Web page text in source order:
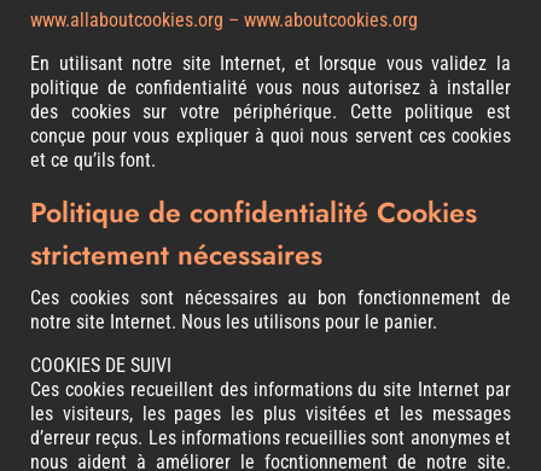
www.allaboutcookies.org – www.aboutcookies.org
En utilisant notre site Internet, et lorsque vous validez la
politique de confidentialité vous nous autorisez à installer
des cookies sur votre périphérique. Cette politique est
conçue pour vous expliquer à quoi nous servent ces cookies
et ce qu’ils font.
Politique de confidentialité Cookies
strictement nécessaires
Ces cookies sont nécessaires au bon fonctionnement de
notre site Internet. Nous les utilisons pour le panier.
COOKIES DE SUIVI
Ces cookies recueillent des informations du site Internet par
les visiteurs, les pages les plus visitées et les messages
d’erreur reçus. Les informations recueillies sont anonymes et
nous aident à améliorer le focntionnement de notre site.